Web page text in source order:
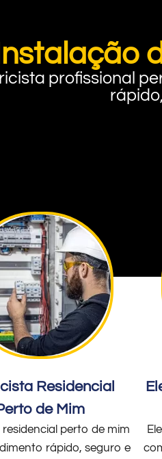
Instalação
profissional
Residencial
de Mim
residencial perto de mim
rápido, seguro e